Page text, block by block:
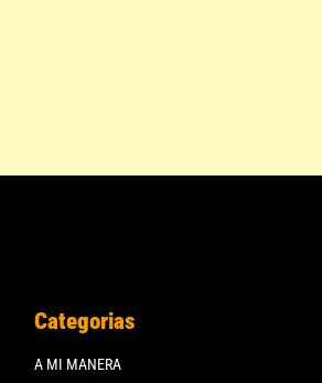
Categorias
A MI MANERA